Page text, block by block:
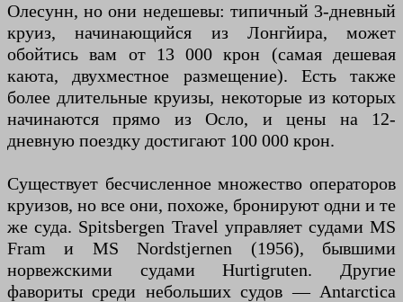
Олесунн, но они недешевы: типичный 3-дневный
круиз, начинающийся из Лонгйира, может
обойтись вам от 13 000 крон (самая дешевая
каюта, двухместное размещение). Есть также
более длительные круизы, некоторые из которых
начинаются прямо из Осло, и цены на 12-
дневную поездку достигают 100 000 крон.
Существует бесчисленное множество операторов
круизов, но все они, похоже, бронируют одни и те
же суда. Spitsbergen Travel управляет судами MS
Fram и MS Nordstjernen (1956), бывшими
норвежскими судами Hurtigruten. Другие
фавориты среди небольших судов — Antarctica